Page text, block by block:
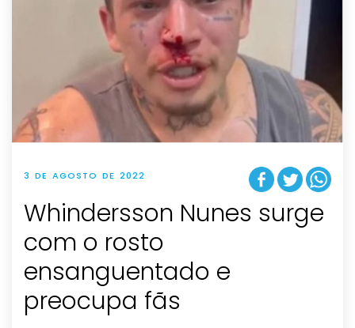
3 DE AGOSTO DE 2022
Whindersson Nunes surge
com o rosto
ensanguentado e
preocupa fãs